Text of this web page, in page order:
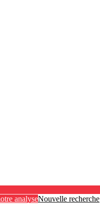
analyseNouvelle recherche